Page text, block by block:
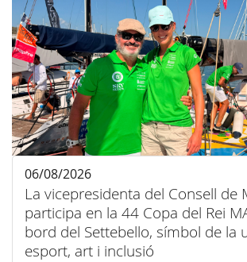
La vicepresidenta del Consell de
participa en la 44 Copa del Rei
bord del Settebello, símbol de la
esport, art i inclusió
06/08/2026